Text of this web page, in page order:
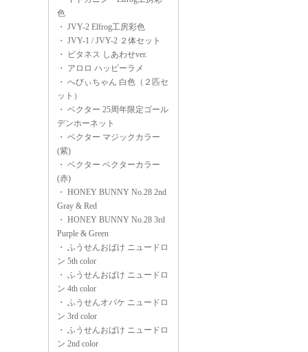
色
・ JVY-2 Elfrog工房彩色
・ JVY-1 / JVY-2 ２体セット
・
ビタネス しあわせver.
・ アロロ ハッピーラメ
・ へびぃちゃん 白色（２匹セ
ット）
・ ベクター 25周年限定ゴール
デンホーネット
・ ベクター マジックカラー
(紫)
・ ベクター ベクターカラー
(赤)
・ HONEY BUNNY No.28 2nd
Gray & Red
・ HONEY BUNNY No.28 3rd
Purple & Green
・ ふうせんおばけ ニュードロ
ン 5th color
・ ふうせんおばけ ニュードロ
ン 4th color
・ ふうせんオバケ ニュードロ
ン 3rd color
・ ふうせんおばけ ニュードロ
ン 2nd color